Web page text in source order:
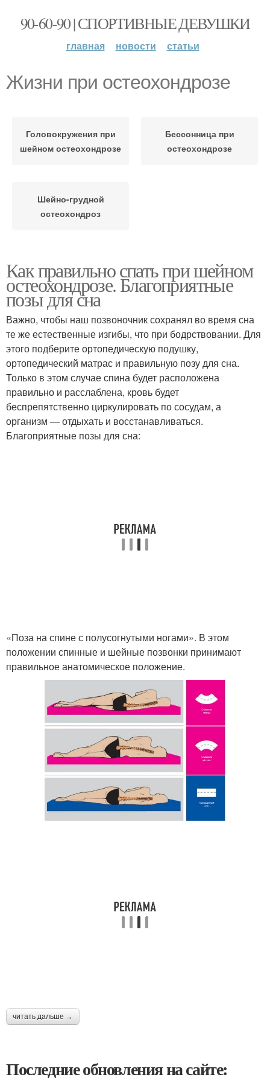
90-60-90 | СПОРТИВНЫЕ ДЕВУШКИ
главная новости статьи
Жизни при остеохондрозе
Головокружения при
шейном остеохондрозе
Бессонница при
остеохондрозе
Шейно-грудной
остеохондроз
Как правильно спать при шейном
остеохондрозе. Благоприятные
позы для сна
Важно, чтобы наш позвоночник сохранял во время сна
те же естественные изгибы, что при бодрствовании. Для
этого подберите ортопедическую подушку,
ортопедический матрас и правильную позу для сна.
Только в этом случае спина будет расположена
правильно и расслаблена, кровь будет
беспрепятственно циркулировать по сосудам, а
организм — отдыхать и восстанавливаться.
Благоприятные позы для сна:
«Поза на спине с полусогнутыми ногами». В этом
положении спинные и шейные позвонки принимают
правильное анатомическое положение.
читать дальше →
Последние обновления на сайте: